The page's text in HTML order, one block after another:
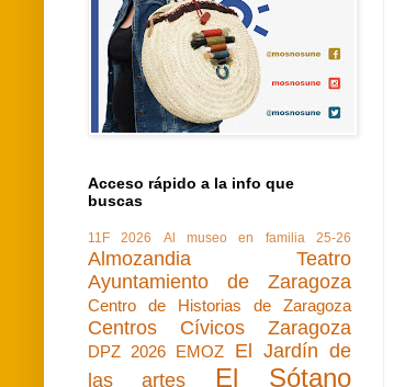
Acceso rápido a la info que
buscas
11F 2026 Al museo en familia 25-26
Almozandia Teatro
Ayuntamiento de Zaragoza
Centro de Historias de Zaragoza
Centros Cívicos Zaragoza
DPZ 2026 EMOZ
El Jardín de
las artes
El Sótano